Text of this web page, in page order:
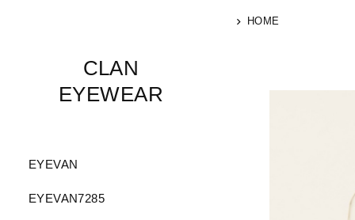
CLAN
EYEWEAR
EYEVAN
EYEVAN7285
HOME